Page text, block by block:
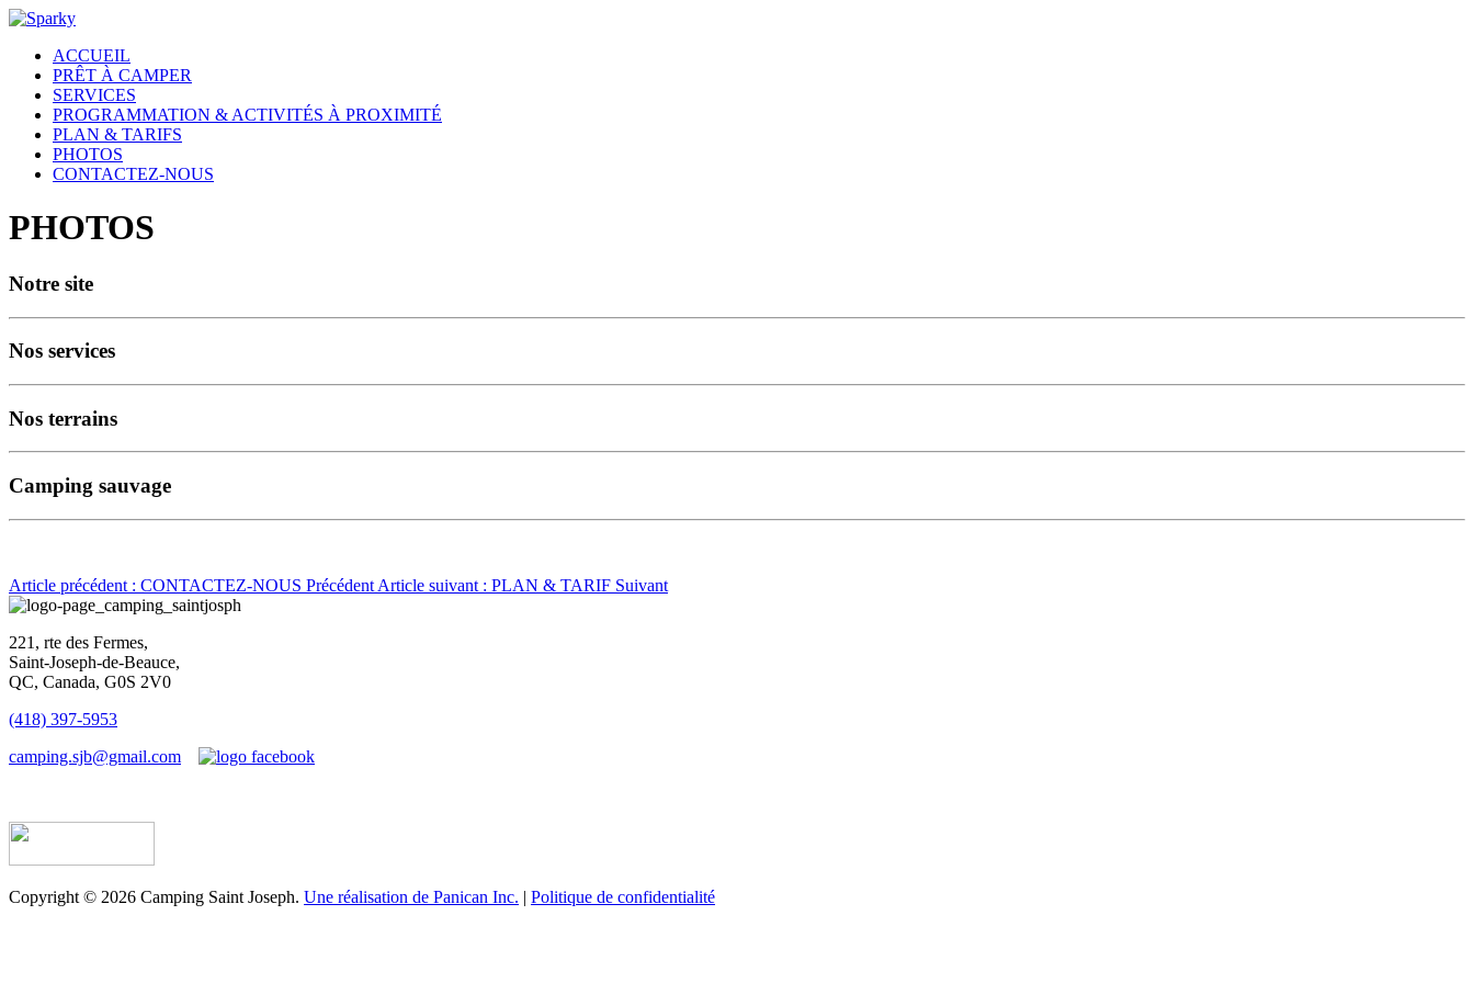
ACCUEIL
PRÊT À CAMPER
SERVICES
PROGRAMMATION & ACTIVITÉS À PROXIMITÉ
PLAN & TARIFS
PHOTOS
CONTACTEZ-NOUS
PHOTOS
Notre site
Nos services
Nos terrains
Camping sauvage
Article précédent : CONTACTEZ-NOUS Précédent Article suivant : PLAN & TARIF Suivant
221, rte des Fermes,
Saint-Joseph-de-Beauce,
QC, Canada, G0S 2V0
(418) 397-5953
camping.sjb@gmail.com
Copyright © 2026 Camping Saint Joseph. Une réalisation de Panican Inc. | Politique de confidentialité